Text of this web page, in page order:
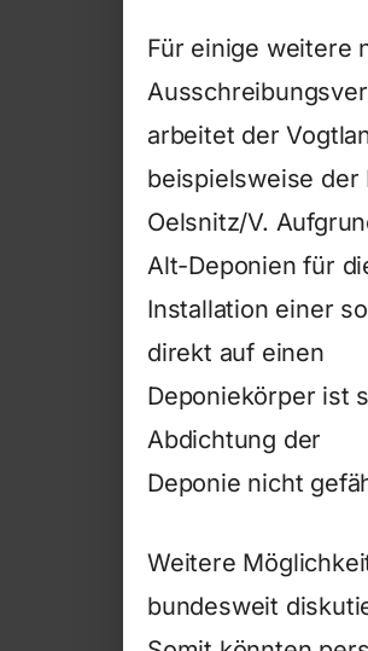
Für einige weitere
arbeitet der
beispielsweise der
Oelsnitz/V.
Alt-Deponien für
Installation einer
direkt auf einen
Deponiekörper ist
Abdichtung der
Deponie nicht
Weitere
bundesweit